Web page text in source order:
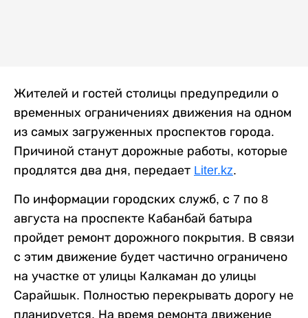
Жителей и гостей столицы предупредили о
временных ограничениях движения на одном
из самых загруженных проспектов города.
Причиной станут дорожные работы, которые
продлятся два дня, передает Liter.kz.
По информации городских служб, с 7 по 8
августа на проспекте Кабанбай батыра
пройдет ремонт дорожного покрытия. В связи
с этим движение будет частично ограничено
на участке от улицы Калкаман до улицы
Сарайшык. Полностью перекрывать дорогу не
планируется. На время ремонта движение